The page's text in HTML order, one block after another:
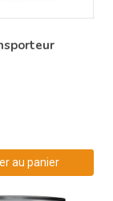
au panier